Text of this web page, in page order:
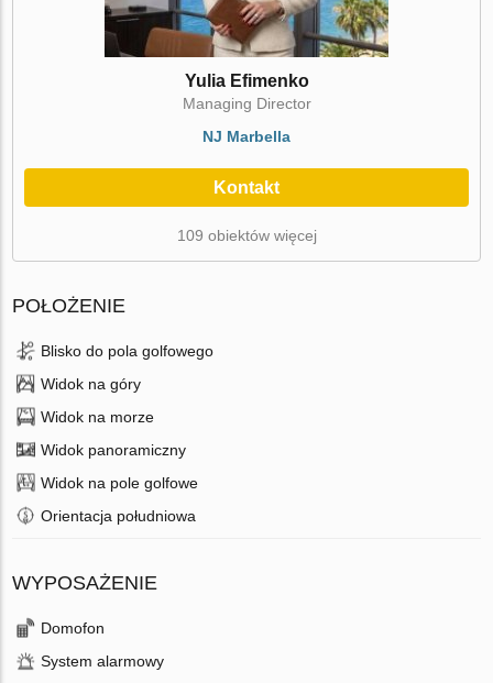
Yulia Efimenko
Managing Director
NJ Marbella
Kontakt
109 obiektów więcej
POŁOŻENIE
Blisko do pola golfowego
Widok na góry
Widok na morze
Widok panoramiczny
Widok na pole golfowe
Orientacja południowa
WYPOSAŻENIE
Domofon
System alarmowy